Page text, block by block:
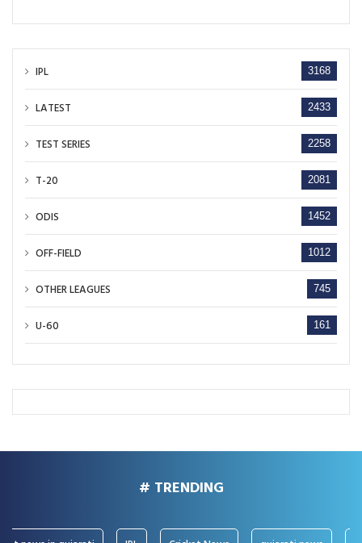
IPL 3168
LATEST 2433
TEST SERIES 2258
T-20 2081
ODIS 1452
OFF-FIELD 1012
OTHER LEAGUES 745
U-60 161
# TRENDING